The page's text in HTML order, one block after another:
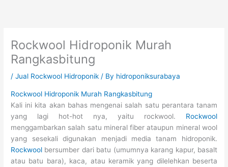
Rockwool Hidroponik Murah
Rangkasbitung
/Jual Rockwool Hidroponik / By hidroponiksurabaya
Rockwool Hidroponik Murah Rangkasbitung
Kali ini kita akan bahas mengenai salah satu perantara tanam
yang lagi hot-hot nya, yaitu rockwool. Rockwool
menggambarkan salah satu mineral fiber ataupun mineral wool
yang sesekali digunakan menjadi media tanam hidroponik.
Rockwool bersumber dari batu (umumnya karang kapur, basalt
atau batu bara), kaca, atau keramik yang dilelehkan beserta